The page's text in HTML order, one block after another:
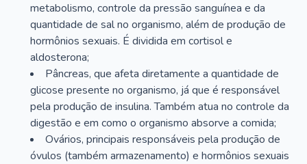
metabolismo, controle da pressão sanguínea e da
quantidade de sal no organismo, além de produção de
hormônios sexuais. É dividida em cortisol e
aldosterona;
Pâncreas, que afeta diretamente a quantidade de
glicose presente no organismo, já que é responsável
pela produção de insulina. Também atua no controle da
digestão e em como o organismo absorve a comida;
Ovários, principais responsáveis pela produção de
óvulos (também armazenamento) e hormônios sexuais